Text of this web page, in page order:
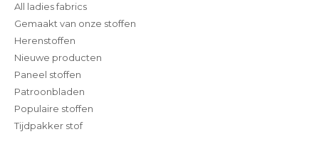
All ladies fabrics
Gemaakt van onze stoffen
Herenstoffen
Nieuwe producten
Paneel stoffen
Patroonbladen
Populaire stoffen
Tijdpakker stof